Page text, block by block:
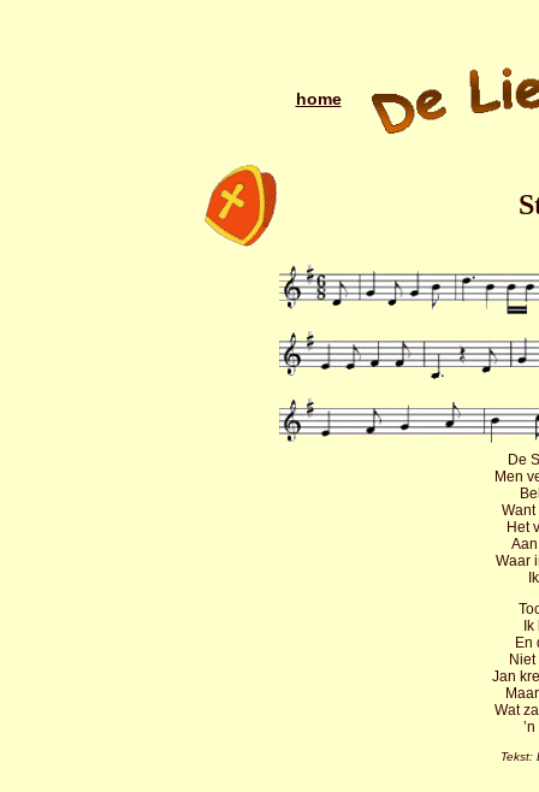
home
De
Men
Want
Het
Waar
En
Jan
Wat
Tekst: